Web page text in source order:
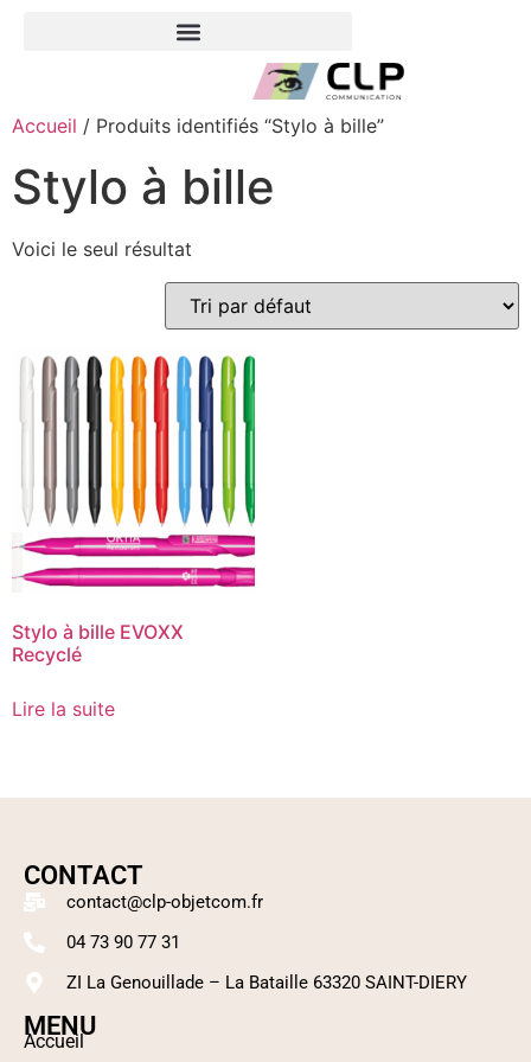
Accueil / Produits identifiés “Stylo à bille”
Stylo à bille
Voici le seul résultat
Stylo à bille EVOXX
Recyclé
Lire la suite
MENU
Accueil
CONTACT
contact@clp-objetcom.fr
04 73 90 77 31
ZI La Genouillade – La Bataille 63320 SAINT-DIERY